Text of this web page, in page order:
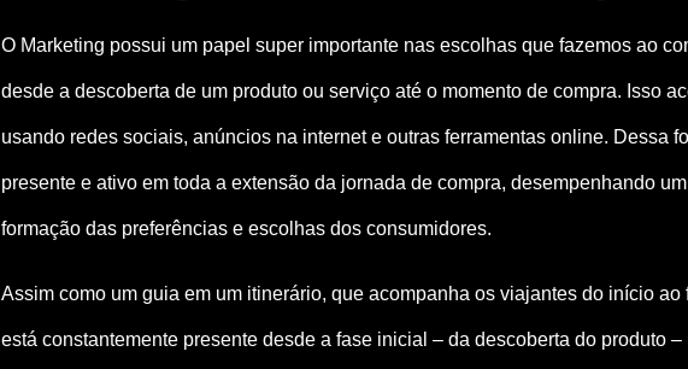
O Marketing possui um papel super importante nas escolhas que fazemos ao
desde a descoberta de um produto ou serviço até o momento de compra. Isso
usando redes sociais, anúncios na internet e outras ferramentas online. Dessa
presente e ativo em toda a extensão da jornada de compra, desempenhando
formação das preferências e escolhas dos consumidores.
Assim como um guia em um itinerário, que acompanha os viajantes do início ao
está constantemente presente desde a fase inicial – da descoberta do produto